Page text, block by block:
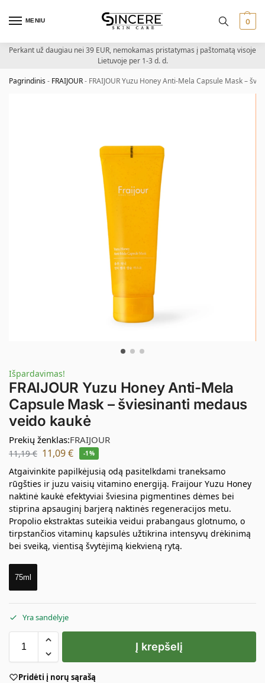
MENIU 0
Perkant už daugiau nei 39 EUR, nemokamas pristatymas į paštomatą visoje
Lietuvoje per 1-3 d. d.
Pagrindinis- FRAIJOUR- FRAIJOUR Yuzu Honey Anti-Mela Capsule Mask –
Išpardavimas!
FRAIJOUR Yuzu Honey Anti-Mela
Capsule Mask – šviesinanti medaus
veido kaukė
Prekių ženklas:FRAIJOUR
11,19€ 11,09€ -1%
Atgaivinkite papilkėjusią odą pasitelkdami traneksamo
rūgšties ir juzu vaisių vitamino energiją. Fraijour Yuzu Honey
naktinė kaukė efektyviai šviesina pigmentines dėmes bei
stiprina apsauginį barjerą naktinės regeneracijos metu.
Propolio ekstraktas suteikia veidui prabangaus glotnumo, o
tirpstančios vitaminų kapsulės užtikrina intensyvų drėkinimą
bei sveiką, vientisą švytėjimą kiekvieną rytą.
75ml
Yra sandėlyje
Į krepšelį
Pridėti į norų sąrašą